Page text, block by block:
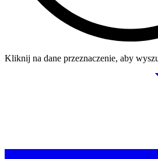
Kliknij na dane przeznaczenie, aby